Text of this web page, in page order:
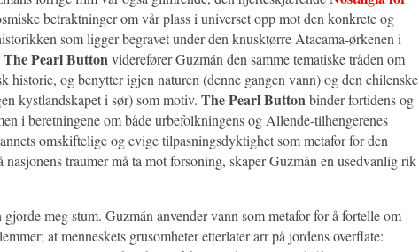
betraktninger om vår plass i universet opp mot den konkrete og
som ligger begravet under den knusktørre Atacama-ørkenen i
The Pearl Button viderefører Guzmán den samme tematiske tråden om
historie, og benytter igjen naturen (denne gangen vann) og den chilenske
kystlandskapet i sør) som motiv. The Pearl Button binder fortidens og
i beretningene om både urbefolkningens og Allende-tilhengerenes
omskiftelige og evige tilpasningsdyktighet som metafor for den
nasjonens traumer må ta mot forsoning, skaper Guzmán en usedvanlig rik
gjorde meg stum. Guzmán anvender vann som metafor for å fortelle om
at menneskets grusomheter etterlater arr på jordens overflate: